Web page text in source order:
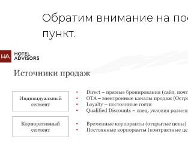
Обратим внимание на
пункт.